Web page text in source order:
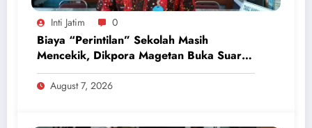
Inti Jatim 0
Biaya “Perintilan” Sekolah Masih
Mencekik, Dikpora Magetan Buka Suara
Soal Polemik Seragam dan Modul
August 7, 2026